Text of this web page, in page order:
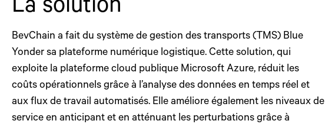
BevChain a fait du système de gestion des transports (TMS) Blue
Yonder sa plateforme numérique logistique. Cette solution, qui
exploite la plateforme cloud publique Microsoft Azure, réduit les
coûts opérationnels grâce à l’analyse des données en temps réel et
aux flux de travail automatisés. Elle améliore également les niveaux de
service en anticipant et en atténuant les perturbations grâce à